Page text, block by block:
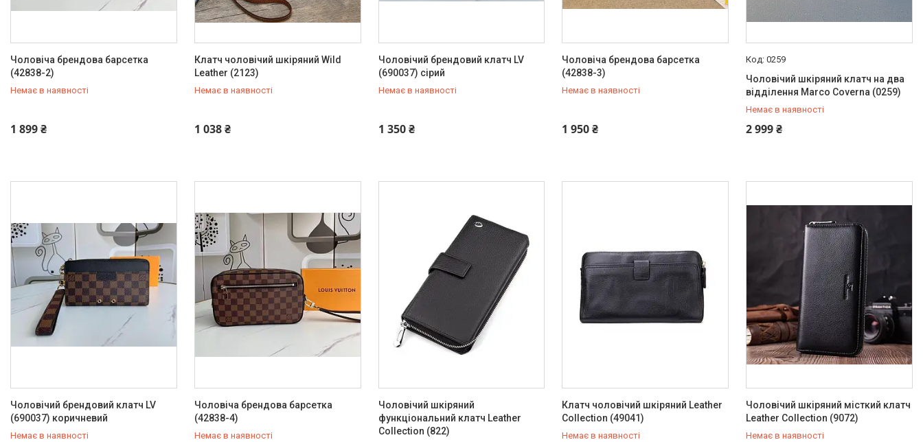
Чоловіча брендова барсетка
(42838-2)
Немає в наявності
1 899 ₴
+380 (93) 342-66-10
Клатч чоловічий шкіряний Wild
Leather (2123)
Немає в наявності
1 038 ₴
+380 (93) 342-66-10
Чоловічий брендовий клатч LV
(690037) сірий
Немає в наявності
1 350 ₴
+380 (93) 342-66-10
Чоловіча брендова барсетка
(42838-3)
Немає в наявності
1 950 ₴
+380 (93) 342-66-10
0259
Чоловічий шкіряний клатч на два
відділення Marco Coverna (0259)
Немає в наявності
2 999 ₴
+380 (93) 342-66-10
Чоловічий брендовий клатч LV
(690037) коричневий
Немає в наявності
Чоловіча брендова барсетка
(42838-4)
Немає в наявності
Чоловічий шкіряний
функціональний клатч Leather
Collection (822)
Клатч чоловічий шкіряний Leather
Collection (49041)
Немає в наявності
Чоловічий шкіряний місткий клатч
Leather Collection (9072)
Немає в наявності